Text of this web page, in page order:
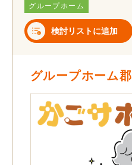
グループホーム
検討リストに追加
グループホーム郡